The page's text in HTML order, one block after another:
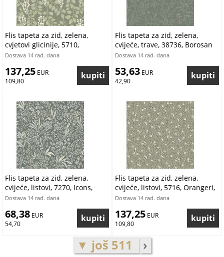
Flis tapeta za zid, zelena,
cvjetovi glicinije, 5710,
Orangeri, Borastapeter |
Dostava 14 rad. dana
137,25 EUR
109,80
Flis tapeta za zid, zelena,
cvijeće, trave, 38736, Borosan
Hem, Borastapeter | Ljepilo
Dostava 14 rad. dana
53,63 EUR
42,90
Flis tapeta za zid, zelena,
cvijeće, listovi, 7270, Icons,
Borastapeter | Ljepilo Gratis
Dostava 14 rad. dana
68,38 EUR
54,70
Flis tapeta za zid, zelena,
cvijeće, listovi, 5716, Orangeri,
Borastapeter | Ljepilo Gratis
Dostava 14 rad. dana
137,25 EUR
109,80
▼ još 511 ›